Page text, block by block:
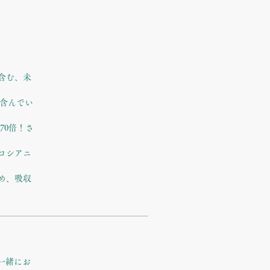
む、未
んでい
倍！さ
シアニ
、吸収
緒にお